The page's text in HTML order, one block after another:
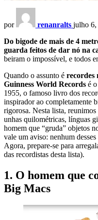
por renanralts julho 6,
Do bigode de mais de 4
guarda feitos de dar nó na
beiram o impossível, e todos
Quando o assunto é recordes
Guinness World Records é
1955, o famoso livro dos
inspirador ao completamente
rigorosa. Nesta lista,
unhas quilométricas, línguas
homem que “gruda” objetos
vale um aviso: nenhum
Agora, prepare-se para
das recordistas desta lista).
1. O homem que
Big Macs